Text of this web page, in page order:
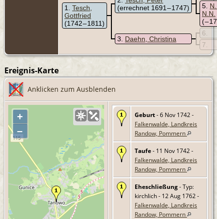
1
Tesch,
Gottfried
(1742 – 1811)
(errechnet 1691 – 1747)
5
N.N.
( –
3 Daehn, Christina
6
7
Ereignis-Karte
Anklicken zum Ausblenden
+
–
Geburt- 6 Nov 1742 -
Falkenwalde, Landkreis
Randow, Pommern
Taufe- 11 Nov 1742 -
Falkenwalde, Landkreis
Randow, Pommern
Eheschließung- Typ:
kirchlich - 12 Aug 1762 -
Falkenwalde, Landkreis
Randow, Pommern